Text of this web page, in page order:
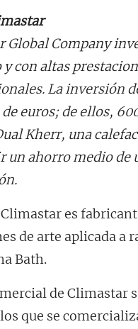
Global Company
y con altas
La inversión
euros; de ellos,
Kherr, una
un ahorro medio de
es
de arte aplicada a
Bath.
de Climastar
que se